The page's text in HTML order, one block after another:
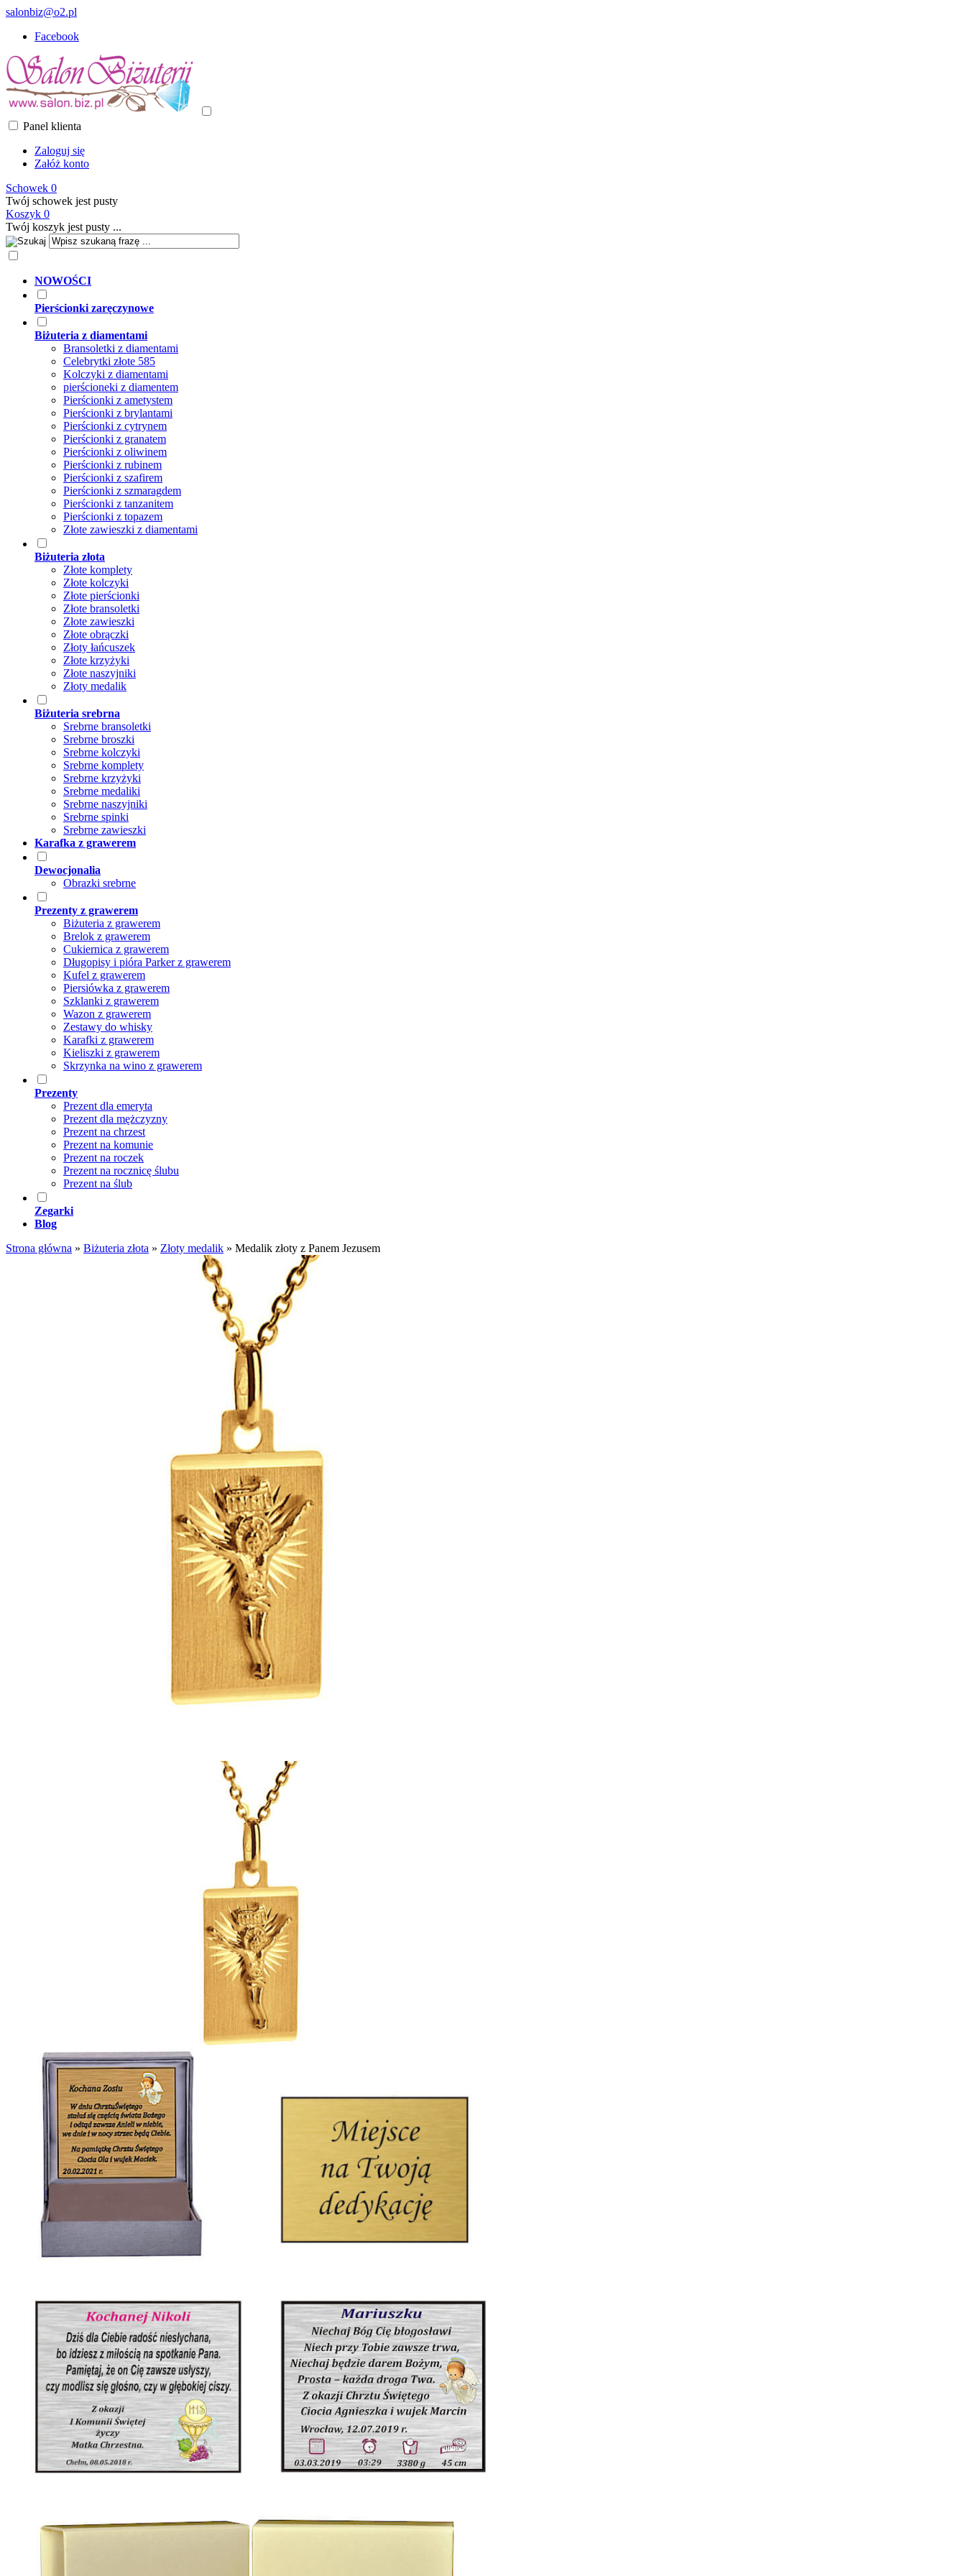
salonbiz@o2.pl
Facebook
Panel klienta
Zaloguj się
Załóż konto
Schowek 0
Twój schowek jest pusty
Koszyk 0
Twój koszyk jest pusty ...
NOWOŚCI
Pierścionki zaręczynowe
Biżuteria z diamentami
Bransoletki z diamentami
Celebrytki złote 585
Kolczyki z diamentami
pierścioneki z diamentem
Pierścionki z ametystem
Pierścionki z brylantami
Pierścionki z cytrynem
Pierścionki z granatem
Pierścionki z oliwinem
Pierścionki z rubinem
Pierścionki z szafirem
Pierścionki z szmaragdem
Pierścionki z tanzanitem
Pierścionki z topazem
Złote zawieszki z diamentami
Biżuteria złota
Złote komplety
Złote kolczyki
Złote pierścionki
Złote bransoletki
Złote zawieszki
Złote obrączki
Złoty łańcuszek
Złote krzyżyki
Złote naszyjniki
Złoty medalik
Biżuteria srebrna
Srebrne bransoletki
Srebrne broszki
Srebrne kolczyki
Srebrne komplety
Srebrne krzyżyki
Srebrne medaliki
Srebrne naszyjniki
Srebrne spinki
Srebrne zawieszki
Karafka z grawerem
Dewocjonalia
Obrazki srebrne
Prezenty z grawerem
Biżuteria z grawerem
Brelok z grawerem
Cukiernica z grawerem
Długopisy i pióra Parker z grawerem
Kufel z grawerem
Piersiówka z grawerem
Szklanki z grawerem
Wazon z grawerem
Zestawy do whisky
Karafki z grawerem
Kieliszki z grawerem
Skrzynka na wino z grawerem
Prezenty
Prezent dla emeryta
Prezent dla mężczyzny
Prezent na chrzest
Prezent na komunie
Prezent na roczek
Prezent na rocznicę ślubu
Prezent na ślub
Zegarki
Blog
Strona główna » Biżuteria złota » Złoty medalik » Medalik złoty z Panem Jezusem